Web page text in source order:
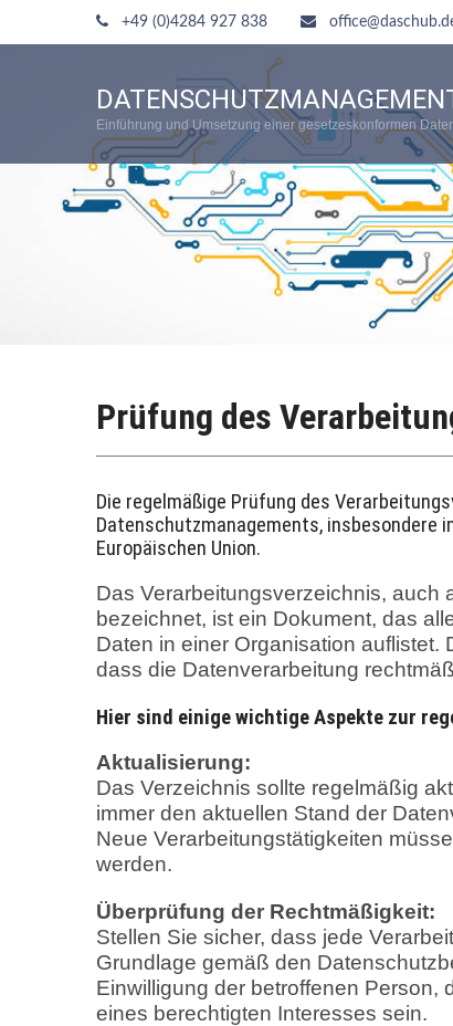
+49 (0)4284 927 838
Einführung und Umsetzung einer gesetzeskonformen
Prüfung des
Die regelmäßige Prüfung des
Datenschutzmanagements, insbesondere
Europäischen Union.
Das Verarbeitungsverzeichnis, auch
bezeichnet, ist ein Dokument, das
Daten in einer Organisation auflistet.
dass die Datenverarbeitung
Hier sind einige wichtige Aspekte zur
Aktualisierung:
Das Verzeichnis sollte regelmäßig
immer den aktuellen Stand der
Neue Verarbeitungstätigkeiten
werden.
Überprüfung der Rechtmäßigkeit:
Stellen Sie sicher, dass jede
Grundlage gemäß den
Einwilligung der betroffenen Person,
eines berechtigten Interesses sein.